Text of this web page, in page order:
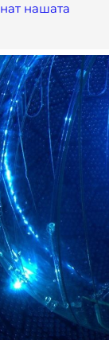
нашата